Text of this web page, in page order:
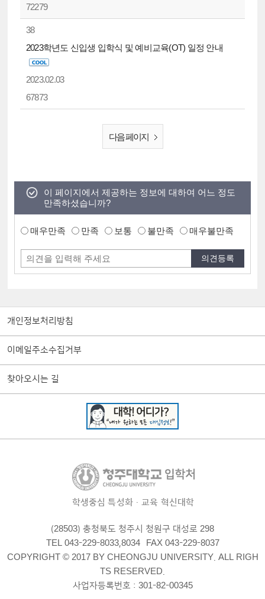
72279
38
2023학년도 신입생 입학식 및 예비교육(OT) 일정 안내
2023.02.03
67873
다음 페이지
이 페이지에서 제공하는 정보에 대하여 어느 정도
만족하셨습니까?
매우만족 만족 보통 불만족 매우불만족
개인정보처리방침
이메일주소수집거부
찾아오시는 길
학생중심 특성화·교육 혁신대학
(28503) 충청북도 청주시 청원구 대성로 298
TEL 043-229-8033,8034
FAX 043-229-8037
COPYRIGHT © 2017 BY CHEONGJU UNIVERSITY. ALL RIGH
TS RESERVED.
사업자등록번호 : 301-82-00345